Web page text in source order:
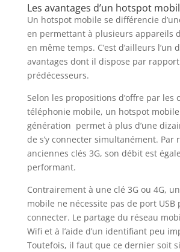
Les avantages d’un hotspot
Un hotspot mobile se différencie
en permettant à plusieurs appareils
en même temps. C’est d’ailleurs l’un
avantages dont il dispose par rapport
prédécesseurs.
Selon les propositions d’offre par les
téléphonie mobile, un hotspot
génération permet à plus d’une
de s’y connecter simultanément. Par
anciennes clés 3G, son débit est
performant.
Contrairement à une clé 3G ou 4G,
mobile ne nécessite pas de port USB
connecter. Le partage du réseau
Wifi et à l’aide d’un identifiant peu
Toutefois, il faut que ce dernier soit